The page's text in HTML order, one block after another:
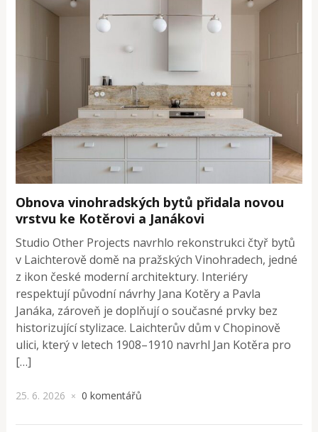
Obnova vinohradských bytů přidala novou
vrstvu ke Kotěrovi a Janákovi
Studio Other Projects navrhlo rekonstrukci čtyř bytů
v Laichterově domě na pražských Vinohradech, jedné
z ikon české moderní architektury. Interiéry
respektují původní návrhy Jana Kotěry a Pavla
Janáka, zároveň je doplňují o současné prvky bez
historizující stylizace. Laichterův dům v Chopinově
ulici, který v letech 1908–1910 navrhl Jan Kotěra pro
[…]
25. 6. 2026 × 0 komentářů